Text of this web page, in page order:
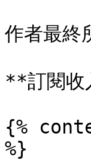
作者最
**訂閱收
{%
%}